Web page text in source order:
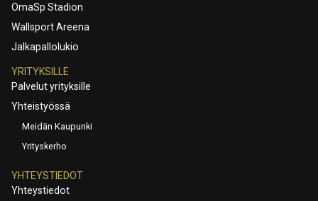
OmaSp Stadion
Wallsport Areena
Jalkapallolukio
YRITYKSILLE
Palvelut yrityksille
Yhteistyössä
Meidän Kaupunki
Yrityskerho
YHTEYSTIEDOT
Yhteystiedot